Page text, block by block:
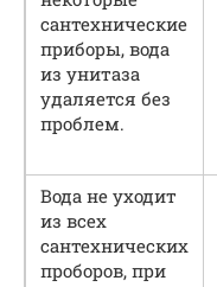
сантехнические
приборы, вода
из унитаза
удаляется без
проблем.
Вода не уходит
из всех
сантехнических
проборов, при